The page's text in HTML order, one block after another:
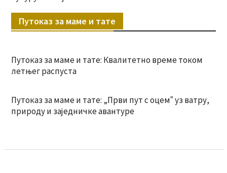
Путоказ за маме и тате
Путоказ за маме и тате: Квалитетно време током
летњег распуста
Путоказ за маме и тате: „Први пут с оцемˮ уз ватру,
природу и заједничке авантуре